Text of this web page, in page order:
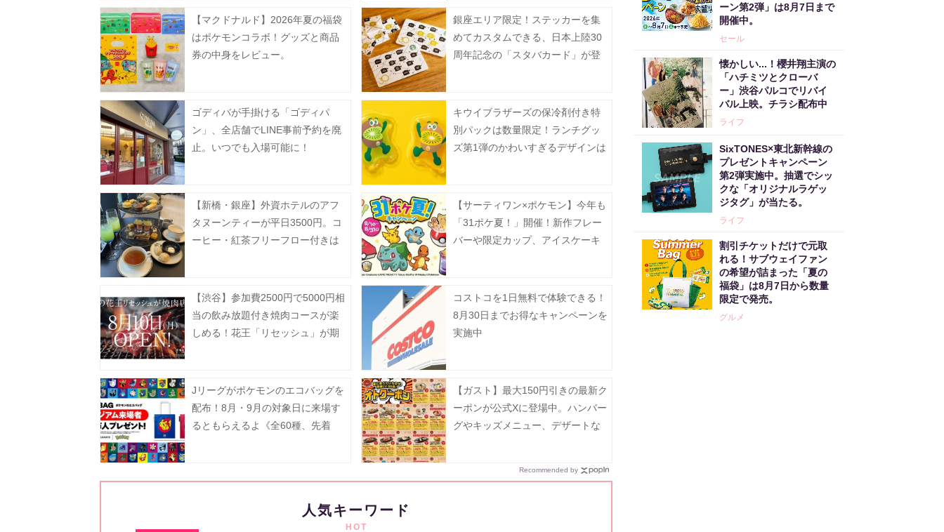
【マクドナルド】2026年夏の福袋
はポケモンコラボ！グッズと商品
券の中身をレビュー。
銀座エリア限定！ステッカーを集
めてカスタムできる、日本上陸30
周年記念の「スタバカード」が登
ゴディバが手掛ける「ゴディパ
ン」、全店舗でLINE事前予約を廃
止。いつでも入場可能に！
キウイブラザーズの保冷剤付き特
別パックは数量限定！ランチグッ
ズ第1弾のかわいすぎるデザインは
【新橋・銀座】外資ホテルのアフ
タヌーンティーが平日3500円。コ
ーヒー・紅茶フリーフロー付きは
【サーティワン×ポケモン】今年も
「31ポケ夏！」開催！新作フレー
バーや限定カップ、アイスケーキ
【渋谷】参加費2500円で5000円相
当の飲み放題付き焼肉コースが楽
しめる！花王「リセッシュ」が期
コストコを1日無料で体験できる！
8月30日までお得なキャンペーンを
実施中
Jリーグがポケモンのエコバッグを
配布！8月・9月の対象日に来場す
るともらえるよ《全60種、先着
【ガスト】最大150円引きの最新ク
ーポンが公式Xに登場中。ハンバー
グやキッズメニュー、デザートな
Recommended by
人気キーワード
HOT
ーン第2弾」は8月7日まで
開催中。
セール
懐かしい...！櫻井翔主演の
「ハチミツとクローバ
ー」渋谷パルコでリバイ
バル上映。チラシ配布中
ライフ
SixTONES×東北新幹線の
プレゼントキャンペーン
第2弾実施中。抽選でシッ
クな「オリジナルラゲッ
ジタグ」が当たる。
ライフ
割引チケットだけで元取
れる！サブウェイファン
の希望が詰まった「夏の
福袋」は8月7日から数量
限定で発売。
グルメ